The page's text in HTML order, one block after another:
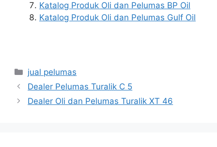
Katalog Produk Oli dan Pelumas BP Oil
Katalog Produk Oli dan Pelumas Gulf Oil
jual pelumas
Dealer Pelumas Turalik C 5
Dealer Oli dan Pelumas Turalik XT 46